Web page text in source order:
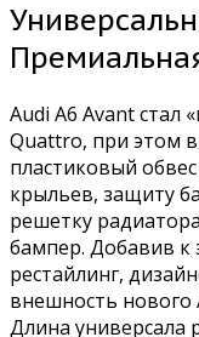
Audi A6 Avant стал
Quattro, при этом
пластиковый
крыльев, защиту
решетку
бампер. Добавив
рестайлинг,
внешность нового
Длина универсала